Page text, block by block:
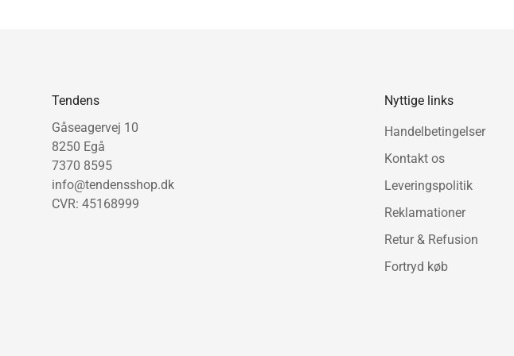
Tendens
Gåseagervej 10
8250 Egå
7370 8595
info@tendensshop.dk
CVR: 45168999
Nyttige links
Handelbetingelser
Kontakt os
Leveringspolitik
Reklamationer
Retur & Refusion
Fortryd køb